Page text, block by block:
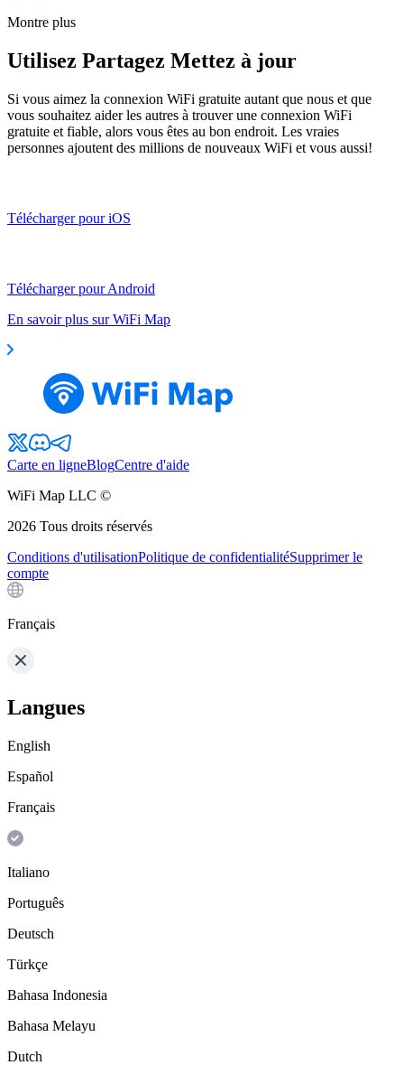
Montre plus
Utilisez Partagez Mettez à jour
Si vous aimez la connexion WiFi gratuite autant que nous et que
vous souhaitez aider les autres à trouver une connexion WiFi
gratuite et fiable, alors vous êtes au bon endroit. Les vraies
personnes ajoutent des millions de nouveaux WiFi et vous aussi!
Télécharger pour iOS
Télécharger pour Android
En savoir plus sur WiFi Map
Carte en ligneBlogCentre d'aide
WiFi Map LLC ©
2026 Tous droits réservés
Conditions d'utilisationPolitique de confidentialitéSupprimer le
compte
Français
Langues
English
Español
Français
Italiano
Português
Deutsch
Türkçe
Bahasa Indonesia
Bahasa Melayu
Dutch